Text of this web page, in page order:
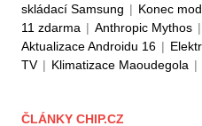
skládací Samsung | Konec
11 zdarma | Anthropic Mythos |
Aktualizace Androidu 16 |
TV | Klimatizace Maoudegola |
ČLÁNKY CHIP.CZ